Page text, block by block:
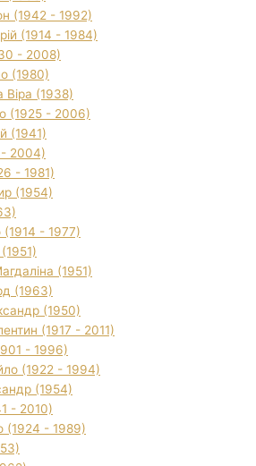
(1942 - 1992)
(1914 - 1984)
- 2008)
(1980)
Віра (1938)
(1925 - 2006)
(1941)
- 2004)
- 1981)
(1954)
(1914 - 1977)
(1951)
(1963)
(1950)
(1917 - 2011)
- 1996)
(1922 - 1994)
(1954)
- 2010)
(1924 - 1989)